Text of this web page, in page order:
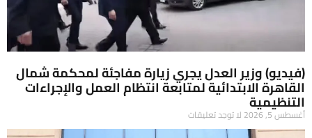
(فيديو) وزير العدل يجري زيارة مفاجئة لمحكمة شمال
القاهرة الابتدائية لمتابعة انتظام العمل والإجراءات
التنظيمية
أغسطس 5, 2026 لا توجد تعليقات